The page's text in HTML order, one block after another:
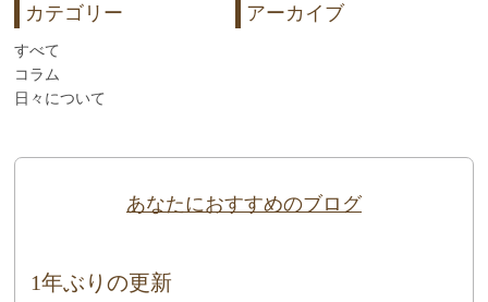
カテゴリー
すべて
コラム
日々について
アーカイブ
あなたにおすすめのブログ
1年ぶりの更新